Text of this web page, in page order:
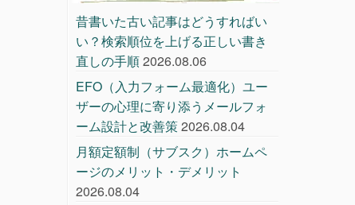
昔書いた古い記事はどうすればい
い？検索順位を上げる正しい書き
直しの手順2026.08.06
EFO（入力フォーム最適化）ユー
ザーの心理に寄り添うメールフォ
ーム設計と改善策2026.08.04
月額定額制（サブスク）ホームペ
ージのメリット・デメリット
2026.08.04